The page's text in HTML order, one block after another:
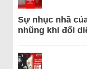
Sự nhục nhã
nhũng khi đối